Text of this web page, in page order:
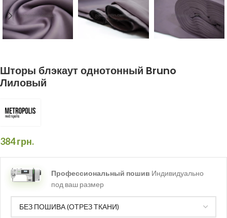
Шторы блэкаут однотонный Bruno
Лиловый
384грн.
Профессиональный пошив Индивидуально
под ваш размер